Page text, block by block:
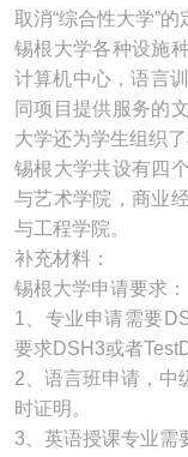
取消“综合性大学”的
锡根大学各种设施
计算机中心，语言
同项目提供服务的
大学还为学生组织
锡根大学共设有四
与艺术学院，商业
与工程学院。
补充材料：
锡根大学申请要求：
1、专业申请需要
要求DSH3或者
2、语言班申请，中
时证明。
3、英语授课专业需